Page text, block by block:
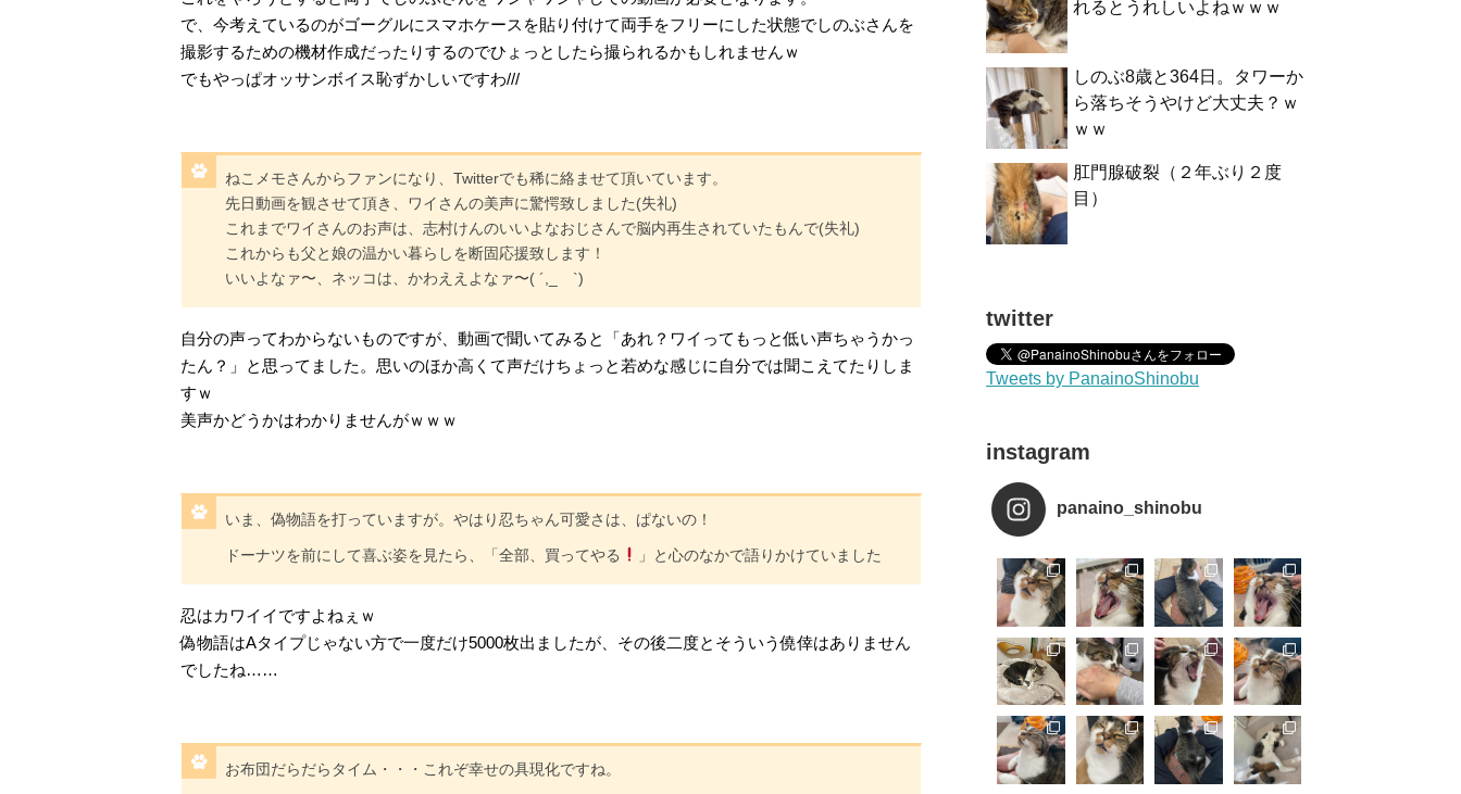
で、今考えているのがゴーグルにスマホケースを貼り付けて両手をフリーにした状態でしのぶさんを
撮影するための機材作成だったりするのでひょっとしたら撮られるかもしれませんｗ
でもやっぱオッサンボイス恥ずかしいですわ///
ねこメモさんからファンになり、Twitterでも稀に絡ませて頂いています。
先日動画を観させて頂き、ワイさんの美声に驚愕致しました(失礼)
これまでワイさんのお声は、志村けんのいいよなおじさんで脳内再生されていたもんで(失礼)
これからも父と娘の温かい暮らしを断固応援致します！
いいよなァ〜、ネッコは、かわええよなァ〜( ´,_ゝ`)
自分の声ってわからないものですが、動画で聞いてみると「あれ？ワイってもっと低い声ちゃうかっ
たん？」と思ってました。思いのほか高くて声だけちょっと若めな感じに自分では聞こえてたりしま
すｗ
美声かどうかはわかりませんがｗｗｗ
いま、偽物語を打っていますが。やはり忍ちゃん可愛さは、ぱないの！
ドーナツを前にして喜ぶ姿を見たら、「全部、買ってやる 」と心のなかで語りかけていました
忍はカワイイですよねぇｗ
偽物語はAタイプじゃない方で一度だけ5000枚出ましたが、その後二度とそういう僥倖はありません
でしたね……
お布団だらだらタイム・・・これぞ幸せの具現化ですね。
れるとうれしいよねｗｗｗ
しのぶ8歳と364日。タワーか
ら落ちそうやけど大丈夫？ｗ
ｗｗ
肛門腺破裂（２年ぶり２度
目）
twitter
Tweets by PanainoShinobu
instagram
panaino_shinobu